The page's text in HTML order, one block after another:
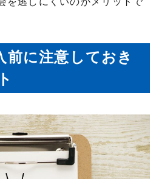
に注意しておき